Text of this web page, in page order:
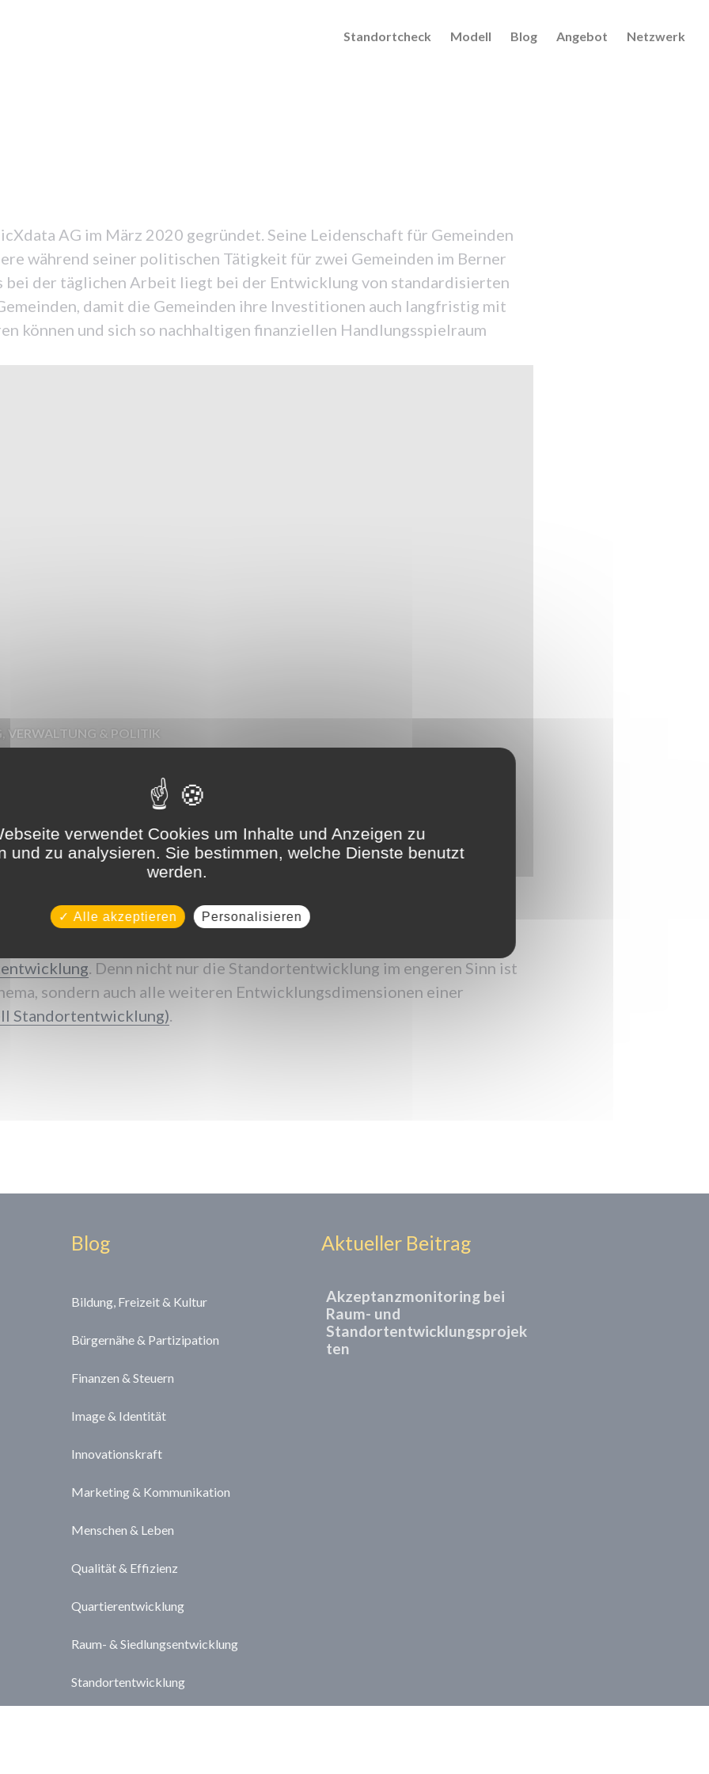
Standortcheck Modell Blog Angebot Netzwerk
AG im März 2020 gegründet. Seine Leidenschaft für Gemeinden
während seiner politischen Tätigkeit für zwei Gemeinden im Berner
bei der täglichen Arbeit liegt bei der Entwicklung von standardisierten
damit die Gemeinden ihre Investitionen auch langfristig mit
können und sich so nachhaltigen finanziellen Handlungsspielraum
VERWALTUNG & POLITIK
als Basis für die systemische
zukunftsorientierte Gemeindestrategie ist ein wichtiger Bestandteil für
. Denn nicht nur die Standortentwicklung im engeren Sinn ist
sondern auch alle weiteren Entwicklungsdimensionen einer
Standortentwicklung).
Basis für die systemische Standortentwicklung“
Blog
Bildung, Freizeit & Kultur
Bürgernähe & Partizipation
Finanzen & Steuern
Image & Identität
Innovationskraft
Marketing & Kommunikation
Menschen & Leben
Qualität & Effizienz
Quartierentwicklung
Raum- & Siedlungsentwicklung
Standortentwicklung
Aktueller Beitrag
Akzeptanzmonitoring bei
Raum- und
Standortentwicklungsprojek
ten
verwendet Cookies um Inhalte und Anzeigen zu
und zu analysieren. Sie bestimmen, welche Dienste benutzt
werden.
Alle akzeptieren Personalisieren